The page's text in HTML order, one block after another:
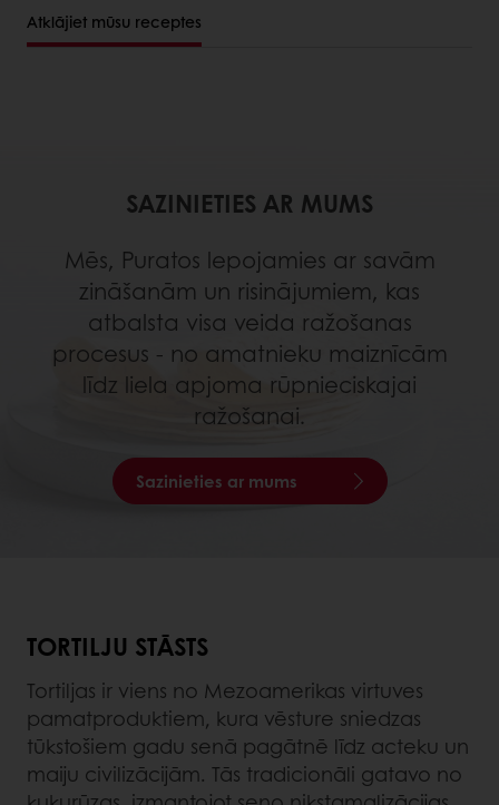
Atklājiet mūsu receptes
SAZINIETIES AR MUMS
Mēs, Puratos lepojamies ar savām
zināšanām un risinājumiem, kas
atbalsta visa veida ražošanas
procesus - no amatnieku maiznīcām
līdz liela apjoma rūpnieciskajai
ražošanai.
Sazinieties ar mums
TORTILJU STĀSTS
Tortiljas ir viens no Mezoamerikas virtuves
pamatproduktiem, kura vēsture sniedzas
tūkstošiem gadu senā pagātnē līdz acteku un
maiju civilizācijām. Tās tradicionāli gatavo no